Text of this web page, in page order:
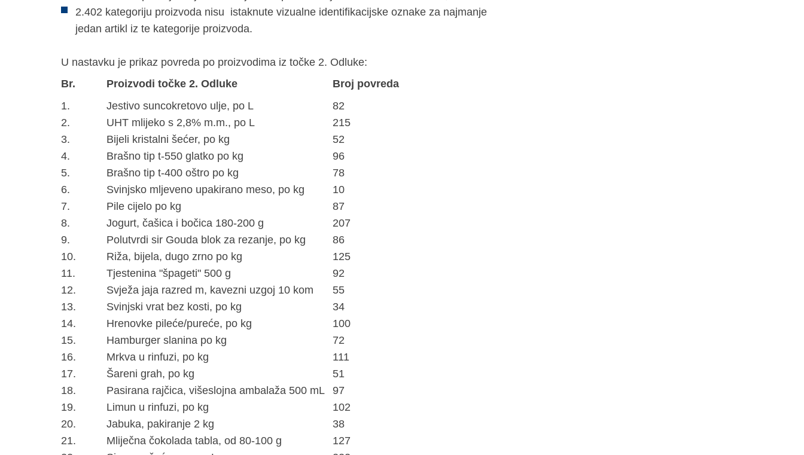
2.402 kategoriju proizvoda nisu istaknute vizualne identifikacijske oznake za najmanje
jedan artikl iz te kategorije proizvoda.
U nastavku je prikaz povreda po proizvodima iz točke 2. Odluke:
Br.
Proizvodi točke 2. Odluke
Broj povreda
1.
Jestivo suncokretovo ulje, po L
82
2.
UHT mlijeko s 2,8% m.m., po L
215
3.
Bijeli kristalni šećer, po kg
52
4.
Brašno tip t-550 glatko po kg
96
5.
Brašno tip t-400 oštro po kg
78
6.
Svinjsko mljeveno upakirano meso, po kg
10
7.
Pile cijelo po kg
87
8.
Jogurt, čašica i bočica 180-200 g
207
9.
Polutvrdi sir Gouda blok za rezanje, po kg
86
10.
Riža, bijela, dugo zrno po kg
125
11.
Tjestenina "špageti" 500 g
92
12.
Svježa jaja razred m, kavezni uzgoj 10 kom
55
13.
Svinjski vrat bez kosti, po kg
34
14.
Hrenovke pileće/pureće, po kg
100
15.
Hamburger slanina po kg
72
16.
Mrkva u rinfuzi, po kg
111
17.
Šareni grah, po kg
51
18.
Pasirana rajčica, višeslojna ambalaža 500 mL
97
19.
Limun u rinfuzi, po kg
102
20.
Jabuka, pakiranje 2 kg
38
21.
Mliječna čokolada tabla, od 80-100 g
127